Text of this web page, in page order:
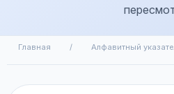
Главная / Алфавитный